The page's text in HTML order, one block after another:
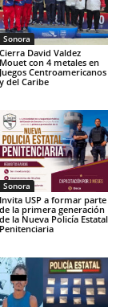
Sonora
Cierra David Valdez
Mouet con 4 metales en
Juegos Centroamericanos
y del Caribe
Sonora
Invita USP a formar parte
de la primera generación
de la Nueva Policía Estatal
Penitenciaria